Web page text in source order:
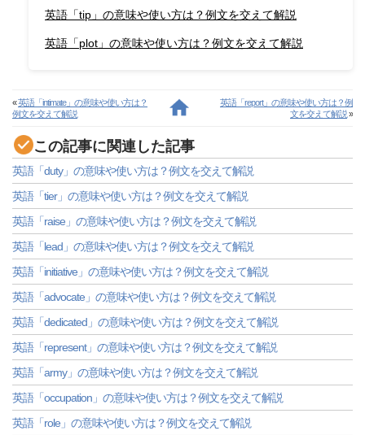
英語「tip」の意味や使い方は？例文を交えて解説
英語「plot」の意味や使い方は？例文を交えて解説
«英語「intimate」の意味や使い方は？
例文を交えて解説
英語「report」の意味や使い方は？例
文を交えて解説»
この記事に関連した記事
英語「duty」の意味や使い方は？例文を交えて解説
英語「tier」の意味や使い方は？例文を交えて解説
英語「raise」の意味や使い方は？例文を交えて解説
英語「lead」の意味や使い方は？例文を交えて解説
英語「initiative」の意味や使い方は？例文を交えて解説
英語「advocate」の意味や使い方は？例文を交えて解説
英語「dedicated」の意味や使い方は？例文を交えて解説
英語「represent」の意味や使い方は？例文を交えて解説
英語「army」の意味や使い方は？例文を交えて解説
英語「occupation」の意味や使い方は？例文を交えて解説
英語「role」の意味や使い方は？例文を交えて解説